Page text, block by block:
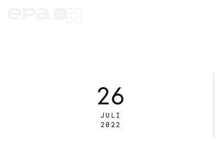
26
JULI
2022